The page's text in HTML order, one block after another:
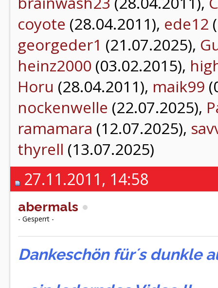
coyote (28.04.2011), ede12
georgeder1 (21.07.2025),
heinz2000 (03.02.2015),
Horu (28.04.2011), maik99
nockenwelle (22.07.2025),
ramamara (12.07.2025),
thyrell (13.07.2025)
27.11.2011, 14:58
abermals
- Gesperrt -
Dankeschön für´s dunkle